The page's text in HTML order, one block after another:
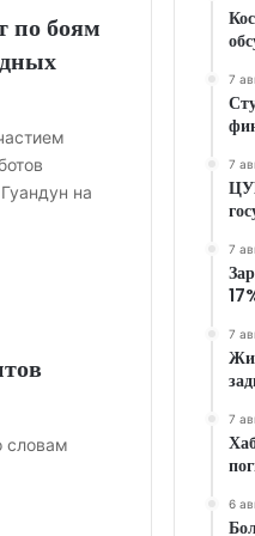
по боям
на
словам
7
7
7
7
7
6